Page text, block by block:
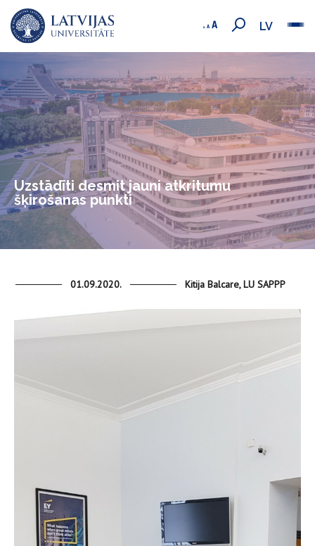
LV
Uzstādīti desmit jauni atkritumu
šķirošanas punkti
01.09.2020. Kitija Balcare, LU SAPPP